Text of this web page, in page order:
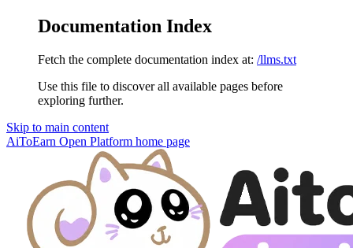
Documentation Index
Fetch the complete documentation index at: /llms.txt
Use this file to discover all available pages before
exploring further.
Skip to main content
AiToEarn Open Platform home page